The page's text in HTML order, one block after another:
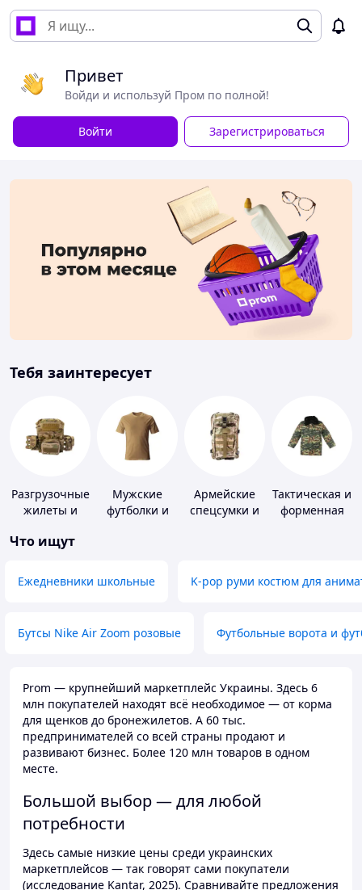
Привет
Войди и используй Пром по полной!
Войти Зарегистрироваться
Тебя заинтересует
Разгрузочные
жилеты и
без плит
Мужские
футболки и
Армейские
спецсумки и
Тактическая и
форменная
Что ищут
Ежедневники школьные K-pop руми костюм для
Бутсы Nike Air Zoom розовые Футбольные ворота и
Prom — крупнейший маркетплейс Украины. Здесь 6
млн покупателей находят всё необходимое — от корма
для щенков до бронежилетов. А 60 тыс.
предпринимателей со всей страны продают и
развивают бизнес. Более 120 млн товаров в одном
месте.
Большой выбор — для любой
потребности
Здесь самые низкие цены среди украинских
маркетплейсов — так говорят сами покупатели
(исследование Kantar, 2025). Сравнивайте предложения